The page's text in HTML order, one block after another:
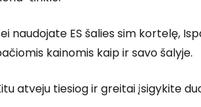
naudojate ES šalies sim kortelę,
kainomis kaip ir savo šalyje.
atveju tiesiog ir greitai įsigykite